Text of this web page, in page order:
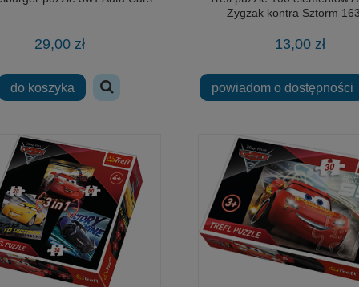
29,00 zł
do koszyka
Zygzak kontra Sztorm
13,00 zł
powiadom o dostępności